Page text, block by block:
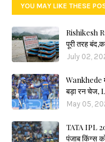
YOU MAY LIKE THESE
Rishikesh
पूरी तरह
July 02,
Wankhede
बड़ा रन चेज,
May 05,
TATA IPL
पंजाब किंग्स